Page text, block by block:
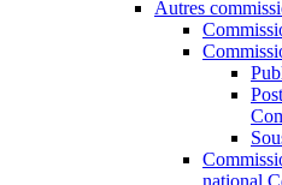
Autres